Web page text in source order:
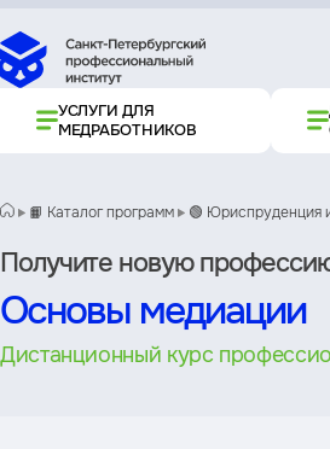
УСЛУГИ ДЛЯ
МЕДРАБОТНИКОВ
📙 Каталог программ 🟢 Юриспруденция
Получите новую
Основы медиации
Дистанционный курс